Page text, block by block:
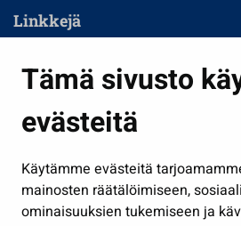
Tämä sivusto
evästeitä
Käytämme evästeitä
mainosten räätälöimiseen,
ominaisuuksien tukemiseen ja
Linkkejä
Kasvatus ja opetus
Kulttuuri ja liikunta
Työ ja yrittäminen
Osallistu ja asioi